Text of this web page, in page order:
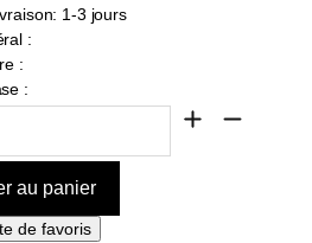
1-3 jours
:
:
: